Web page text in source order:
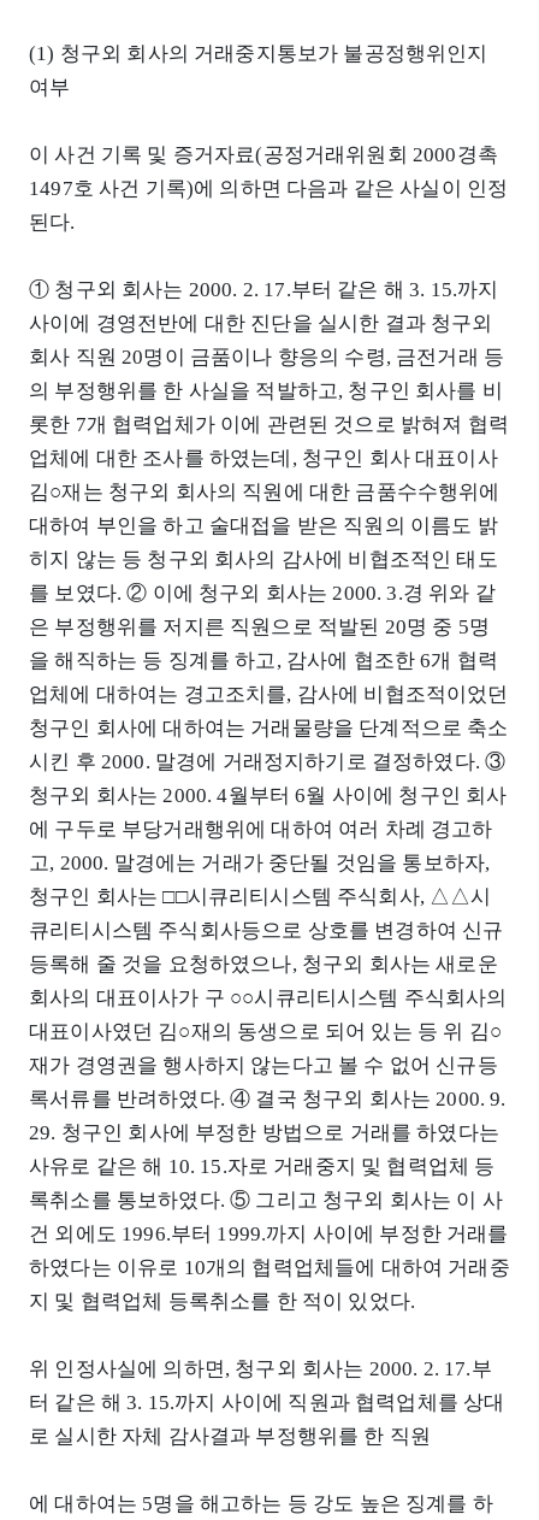
(1) 청구외 회사의 거래중지통보가 불공정행위인지
여부
이 사건 기록 및 증거자료(공정거래위원회 2000경촉
1497호 사건 기록)에 의하면 다음과 같은 사실이 인정
된다.
① 청구외 회사는 2000. 2. 17.부터 같은 해 3. 15.까지
사이에 경영전반에 대한 진단을 실시한 결과 청구외
회사 직원 20명이 금품이나 향응의 수령, 금전거래 등
의 부정행위를 한 사실을 적발하고, 청구인 회사를 비
롯한 7개 협력업체가 이에 관련된 것으로 밝혀져 협력
업체에 대한 조사를 하였는데, 청구인 회사 대표이사
김○재는 청구외 회사의 직원에 대한 금품수수행위에
대하여 부인을 하고 술대접을 받은 직원의 이름도 밝
히지 않는 등 청구외 회사의 감사에 비협조적인 태도
를 보였다. ② 이에 청구외 회사는 2000. 3.경 위와 같
은 부정행위를 저지른 직원으로 적발된 20명 중 5명
을 해직하는 등 징계를 하고, 감사에 협조한 6개 협력
업체에 대하여는 경고조치를, 감사에 비협조적이었던
청구인 회사에 대하여는 거래물량을 단계적으로 축소
시킨 후 2000. 말경에 거래정지하기로 결정하였다. ③
청구외 회사는 2000. 4월부터 6월 사이에 청구인 회사
에 구두로 부당거래행위에 대하여 여러 차례 경고하
고, 2000. 말경에는 거래가 중단될 것임을 통보하자,
청구인 회사는 □□시큐리티시스템 주식회사, △△시
큐리티시스템 주식회사등으로 상호를 변경하여 신규
등록해 줄 것을 요청하였으나, 청구외 회사는 새로운
회사의 대표이사가 구 ○○시큐리티시스템 주식회사의
대표이사였던 김○재의 동생으로 되어 있는 등 위 김○
재가 경영권을 행사하지 않는다고 볼 수 없어 신규등
록서류를 반려하였다. ④ 결국 청구외 회사는 2000. 9.
29. 청구인 회사에 부정한 방법으로 거래를 하였다는
사유로 같은 해 10. 15.자로 거래중지 및 협력업체 등
록취소를 통보하였다. ⑤ 그리고 청구외 회사는 이 사
건 외에도 1996.부터 1999.까지 사이에 부정한 거래를
하였다는 이유로 10개의 협력업체들에 대하여 거래중
지 및 협력업체 등록취소를 한 적이 있었다.
위 인정사실에 의하면, 청구외 회사는 2000. 2. 17.부
터 같은 해 3. 15.까지 사이에 직원과 협력업체를 상대
로 실시한 자체 감사결과 부정행위를 한 직원
에 대하여는 5명을 해고하는 등 강도 높은 징계를 하